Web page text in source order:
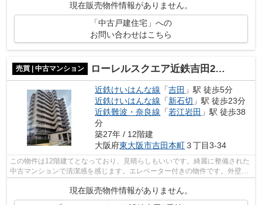
現在販売物件情報がありません。
「中古戸建住宅」への
お問い合わせはこちら
売買 | 中古マンション ローレルスクエア近鉄吉田2番館
近鉄けいはんな線 「吉田 」駅 徒歩5分
近鉄けいはんな線 「新石切 」駅 徒歩23分
近鉄難波・奈良線 「若江岩田 」駅 徒歩38
分
築27年 / 12階建
大阪府東大阪市吉田本町３丁目3-34
この物件は12階建てとなっており、見晴らしもいいです。綺麗に整備された
中古マンションで清潔感を感じます。エレベーター付きの物件です。外壁タ
イル張りは、他の建材と比べ耐久性が...
現在販売物件情報がありません。